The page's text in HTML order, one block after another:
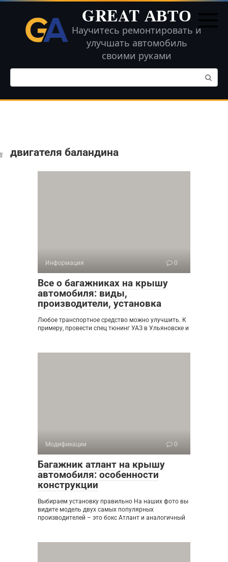
Перейти
контенту
GREAT АВТО
Научитесь ремонтировать и
улучшать автомобиль
своими руками
Поиск:
двигателя баландина
Информация 0
Все о багажниках на крышу
автомобиля: виды,
производители, установка
Любое транспортное средство можно улучшить. К
примеру, провести спец тюнинг УАЗ в Ульяновске и
Модификации 0
Багажник атлант на крышу
автомобиля: особенности
конструкции
Выбираем установку правильно На наших фото вы
видите модель двух самых популярных
производителей – это бокс Атлант и аналогичный